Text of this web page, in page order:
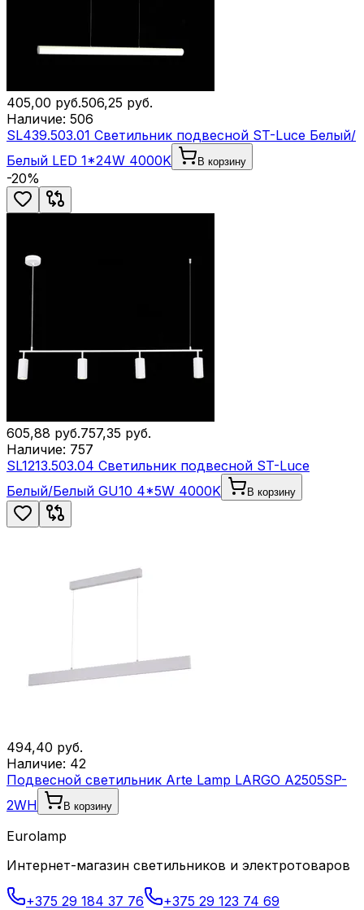
405,00 руб.506,25 руб.
Наличие: 506
SL439.503.01 Светильник подвесной ST-Luce Белый/
Белый LED 1*24W 4000K
В корзину
-20%
605,88 руб.757,35 руб.
Наличие: 757
SL1213.503.04 Светильник подвесной ST-Luce
Белый/Белый GU10 4*5W 4000K
В корзину
494,40 руб.
Наличие: 42
Подвесной светильник Arte Lamp LARGO A2505SP-
2WH
В корзину
Eurolamp
Интернет-магазин светильников и электротоваров
+375 29 184 37 76
+375 29 123 74 69